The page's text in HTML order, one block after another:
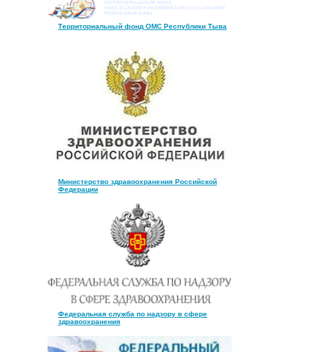
Территориальный фонд ОМС Республики Тыва
Министерство здравоохранения Российской
Федерации
Федеральная служба по надзору в сфере
здравоохранения